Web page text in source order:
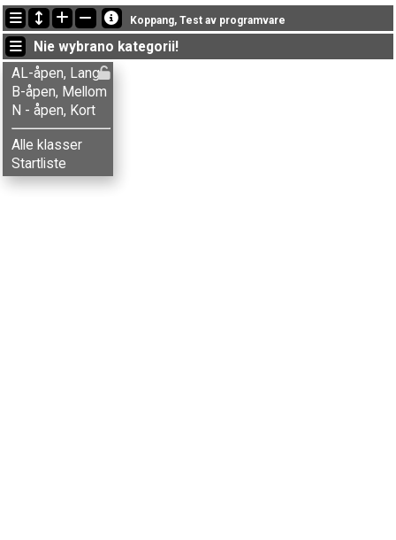
Ostatnie aktualizacje
23:20:44: Steinar Andersen (B-åpen, Mellom) ukończył/a z czasem 46:54 (7)
23:16:23: Sven Sletten (B-åpen, Mellom
23:15:14: Nicole Daziano (B-åpen, Mellom) ukończył/a z czasem 41:25 (3)
Koppang, Test av programvare
Nie wybrano kategorii!
AL-åpen, Lang
B-åpen, Mellom
N - åpen, Kort
Alle klasser
Startliste